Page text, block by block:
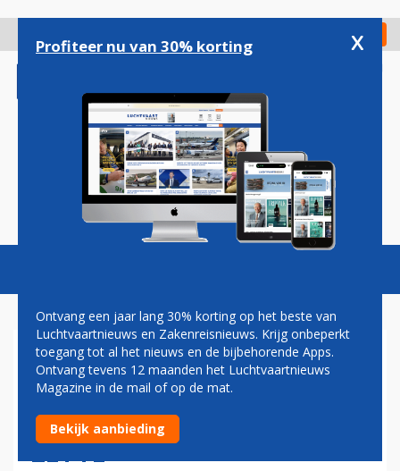
gaan
Check in
Magazine Podcasts Vacatures
SPIRIT AIRLINES ONTSLAAT
PERSONEELSLID DAT JONGEN
OP VERKEERDE VLUCHT
ZETTE
Profiteer nu van 30% korting x
Ontvang een jaar lang 30% korting op het beste van
Luchtvaartnieuws en Zakenreisnieuws. Krijg onbeperkt
toegang tot al het nieuws en de bijbehorende Apps.
Ontvang tevens 12 maanden het Luchtvaartnieuws
Magazine in de mail of op de mat.
Bekijk aanbieding